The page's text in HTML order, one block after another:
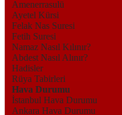
Amenerrasulü
Ayetel Kürsi
Felak Nas Suresi
Fetih Suresi
Namaz Nasıl Kılınır?
Abdest Nasıl Alınır?
Hadisler
Rüya Tabirleri
Hava Durumu
İstanbul Hava Durumu
Ankara Hava Durumu